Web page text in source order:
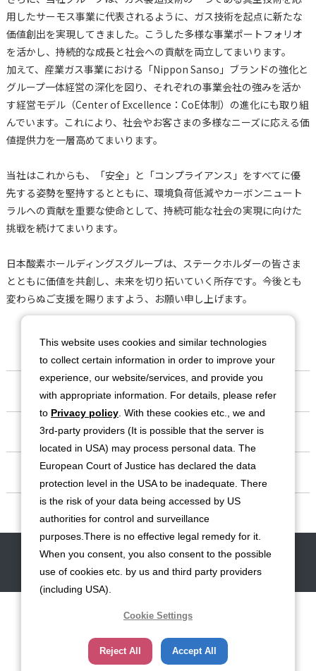
用したサーモス事業に代表されるように、ガス技術を起点に新たな
価値創出を実現してきました。こうした多様な事業ポートフォリオ
を活かし、持続的な成長と社会への貢献を両立してまいります。
加えて、産業ガス事業における「Nippon Sanso」ブランドの強化と
グループ一体経営の深化を図り、それぞれの事業会社の強みを活か
す経営モデル（Center of Excellence：CoE体制）の進化にも取り組
んでいます。これにより、社会やお客さまの多様なニーズに応える価
値提供力を一層高めてまいります。
当社はこれからも、「安全」と「コンプライアンス」をすべてに優
先する姿勢を堅持するとともに、環境負荷低減やカーボンニュート
ラルへの貢献を重要な使命として、持続可能な社会の実現に向けた
挑戦を続けてまいります。
日本酸素ホールディングスグループは、ステークホルダーの皆さま
とともに価値を共創し、未来を切り拓いていく所存です。今後とも
変わらぬご支援を賜りますよう、お願い申し上げます。
会社情報
事業紹介
IR情報
サステナビリティ
お問い合わせ サイトマップ 免責事項 利用規約
個人情報保護方針
クッキー（Cookie）ポリシー
ソーシャルメディア利用規約
This website uses cookies and similar technologies
to collect certain information in order to improve your
experience, our website/services, and provide you
with appropriate information. For details, please refer
to Privacy policy . With these cookies etc., we and
3rd-party providers (It is possible that the server is
located in USA) may process personal data. The
European Court of Justice has declared the data
protection level in the USA to be inadequate. There
is the risk of your data being accessed by US
authorities for control and surveillance
purposes.There is no effective legal remedy for it.
When you consent, you also consent to the possible
use of cookies etc. by us and third party providers
(including USA).
Cookie Settings
Reject All Accept All